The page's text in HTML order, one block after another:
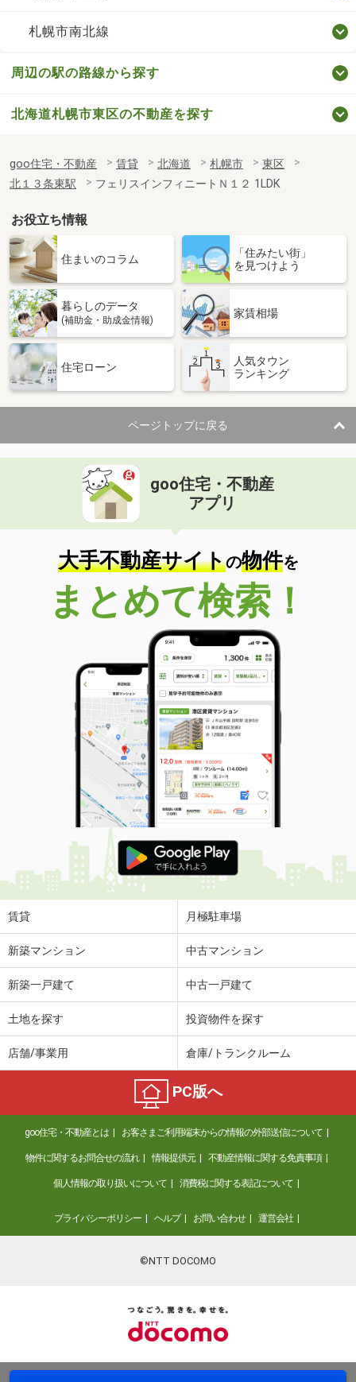
札幌市南北線
周辺の駅の路線から探す
北海道札幌市東区の不動産を探す
goo住宅・不動産 賃貸 北海道 札幌市
東区
北１３条東駅
フェリスインフィニートＮ１２ 1LDK
お役立ち情報
住まいのコラム
「住みたい街」
を見つけよう
暮らしのデータ
(補助金・助成金情報)
家賃相場
住宅ローン
人気タウン
ランキング
ページトップに戻る
goo住宅・不動産
アプリ
大手不動産サイトの物件を
まとめて検索！
賃貸 月極駐車場
新築マンション 中古マンション
新築一戸建て 中古一戸建て
土地を探す 投資物件を探す
店舗/事業用 倉庫/トランクルーム
PC版へ
goo住宅・不動産とは お客さまご利用端末からの情報の外部送信について
物件に関するお問合せの流れ 情報提供元 不動産情報に関する免責事項
個人情報の取り扱いについて 消費税に関する表記について
プライバシーポリシー ヘルプ お問い合わせ 運営会社
©NTT DOCOMO